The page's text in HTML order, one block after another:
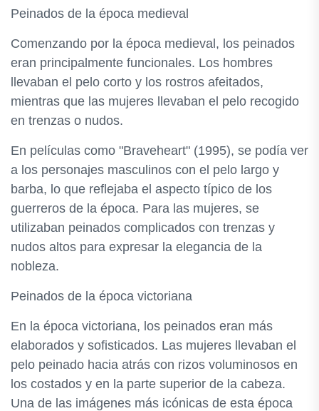
Peinados de la época medieval
Comenzando por la época medieval, los peinados
eran principalmente funcionales. Los hombres
llevaban el pelo corto y los rostros afeitados,
mientras que las mujeres llevaban el pelo recogido
en trenzas o nudos.
En películas como "Braveheart" (1995), se podía ver
a los personajes masculinos con el pelo largo y
barba, lo que reflejaba el aspecto típico de los
guerreros de la época. Para las mujeres, se
utilizaban peinados complicados con trenzas y
nudos altos para expresar la elegancia de la
nobleza.
Peinados de la época victoriana
En la época victoriana, los peinados eran más
elaborados y sofisticados. Las mujeres llevaban el
pelo peinado hacia atrás con rizos voluminosos en
los costados y en la parte superior de la cabeza.
Una de las imágenes más icónicas de esta época